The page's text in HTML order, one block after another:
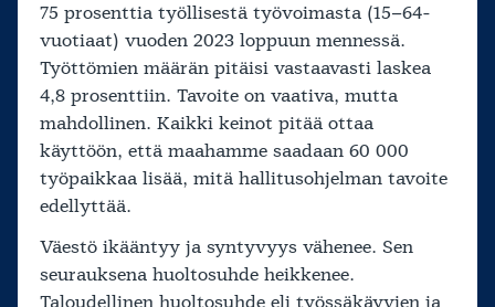
75 prosenttia työllisestä työvoimasta (15–64-
vuotiaat) vuoden 2023 loppuun mennessä.
Työttömien määrän pitäisi vastaavasti laskea
4,8 prosenttiin. Tavoite on vaativa, mutta
mahdollinen. Kaikki keinot pitää ottaa
käyttöön, että maahamme saadaan 60 000
työpaikkaa lisää, mitä hallitusohjelman tavoite
edellyttää.
Väestö ikääntyy ja syntyvyys vähenee. Sen
seurauksena huoltosuhde heikkenee.